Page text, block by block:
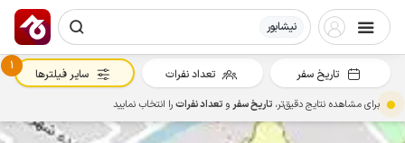
نیشابور
تاریخ سفر تعداد نفرات
1
سایر فیلترها
برای مشاهده نتایج دقیق‌تر، تاریخ سفرو تعداد نفراترا انتخاب نمایید